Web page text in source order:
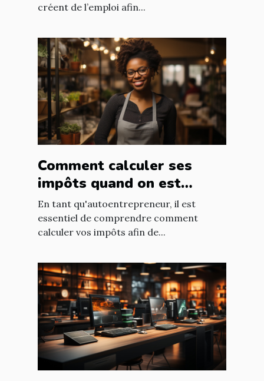
créent de l’emploi afin...
Comment calculer ses
impôts quand on est
autoentrepreneur ?
En tant qu'autoentrepreneur, il est
essentiel de comprendre comment
calculer vos impôts afin de...